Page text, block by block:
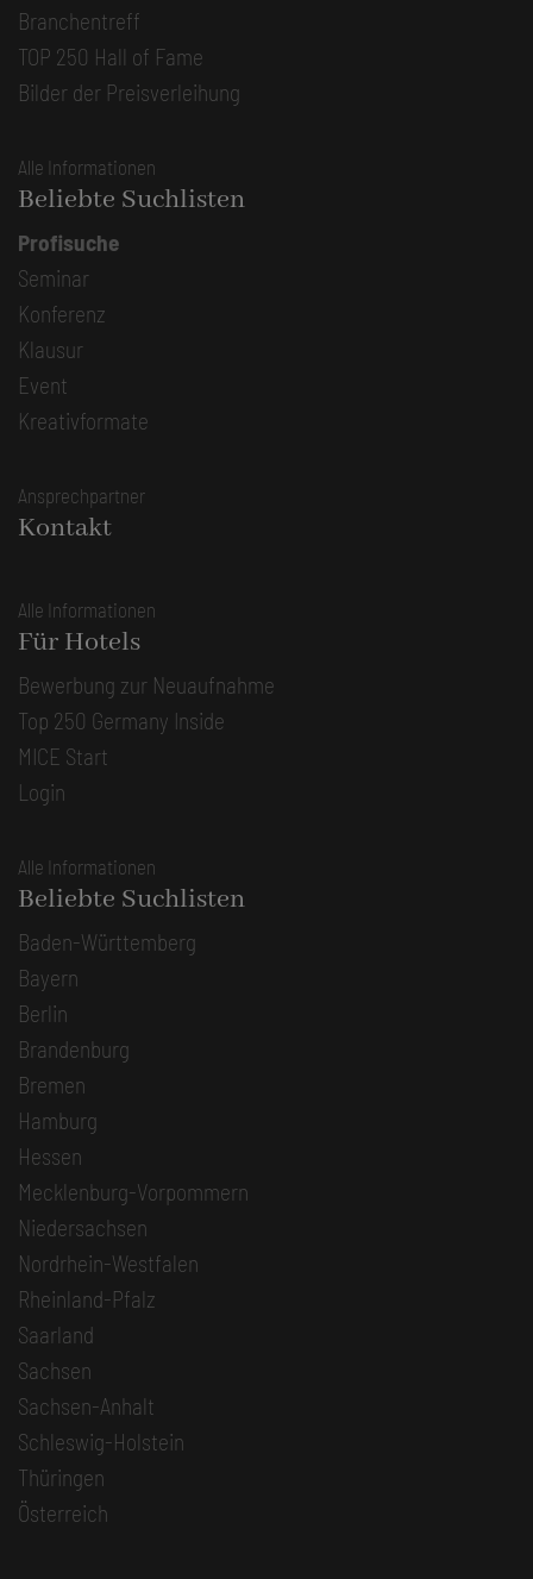
Branchentreff
TOP 250 Hall of Fame
Bilder der Preisverleihung
Alle Informationen
Beliebte Suchlisten
Profisuche
Seminar
Konferenz
Klausur
Event
Kreativformate
Ansprechpartner
Kontakt
Alle Informationen
Für Hotels
Bewerbung zur Neuaufnahme
Top 250 Germany Inside
MICE Start
Login
Alle Informationen
Beliebte Suchlisten
Baden-Württemberg
Bayern
Berlin
Brandenburg
Bremen
Hamburg
Hessen
Mecklenburg-Vorpommern
Niedersachsen
Nordrhein-Westfalen
Rheinland-Pfalz
Saarland
Sachsen
Sachsen-Anhalt
Schleswig-Holstein
Thüringen
Österreich